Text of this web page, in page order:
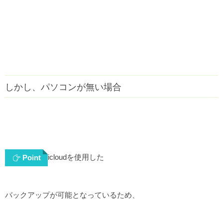
しかし、パソコンが無い場合
Point icloudを使用した
バックアップが可能となっているため、